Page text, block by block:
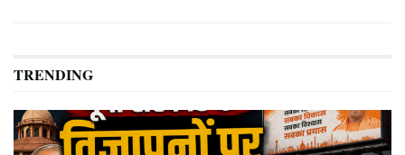
TRENDING